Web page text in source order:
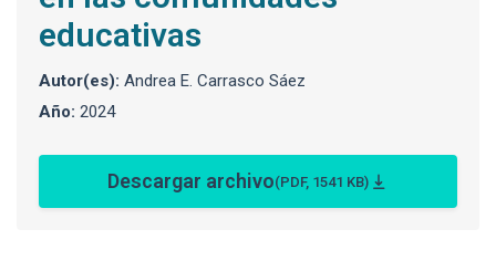
educativas
Autor(es): Andrea E. Carrasco Sáez
Año: 2024
Descargar archivo(PDF, 1541 KB)